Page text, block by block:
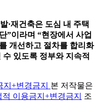
·재건축은 도심 내 주택
”이라며 “현장에서 사업
개선하고 절차를 합리화
있도록 정부와 지속적
본 저작물은
이용금지+변경금지
조